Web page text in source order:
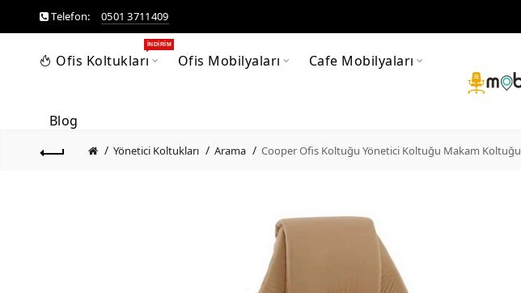
Telefon: 0501 3711409
Ofis Koltukları
İNDIRIM
Ofis Mobilyaları Cafe Mobilyaları
Blog
Yönetici Koltukları Arama Cooper Ofis Koltuğu Yönetici Koltuğu Makam Koltuğu